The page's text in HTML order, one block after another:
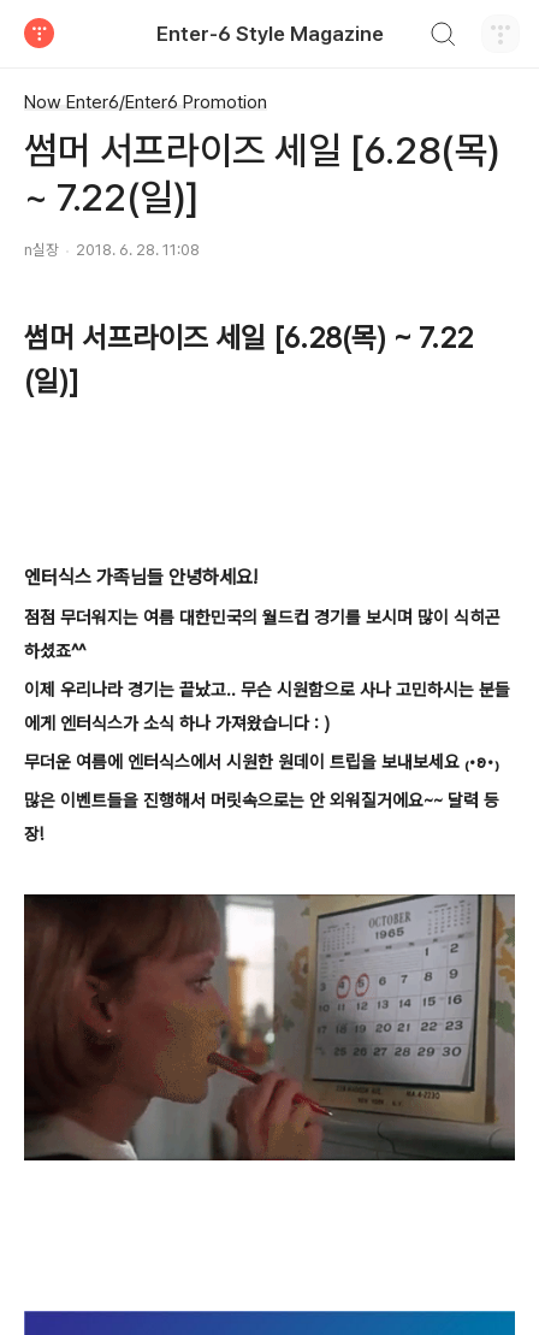
Enter-6 Style Magazine
Now Enter6/Enter6 Promotion
썸머 서프라이즈 세일 [6.28(목)
~ 7.22(일)]
n실장 2018. 6. 28. 11:08
썸머 서프라이즈 세일 [6.28(목) ~ 7.22
(일)]
엔터식스 가족님들 안녕하세요!
점점 무더워지는 여름 대한민국의 월드컵 경기를 보시며 많이 식히곤
하셨죠^^
이제 우리나라 경기는 끝났고.. 무슨 시원함으로 사나 고민하시는 분들
에게 엔터식스가 소식 하나 가져왔습니다 : )
무더운 여름에 엔터식스에서 시원한 원데이 트립을 보내보세요 ₍•ʚ•₎
많은 이벤트들을 진행해서 머릿속으로는 안 외워질거에요~~ 달력 등
장!